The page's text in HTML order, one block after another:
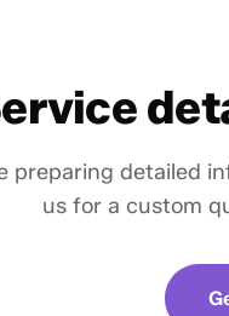
preparing detailed
us for a custom